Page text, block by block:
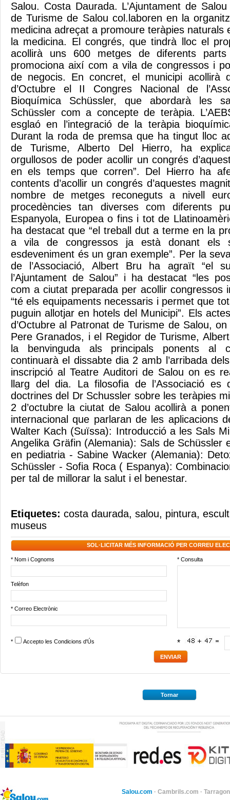
Salou. Costa Daurada. L’Ajuntament de
de Turisme de Salou col.laboren en la
medicina adreçat a promoure teràpies naturals
la medicina. El congrés, que tindrà lloc el
acollirà uns 600 metges de diferents
promociona així com a vila de congressos i
de negocis. En concret, el municipi
d’Octubre el II Congres Nacional de
Bioquímica Schüssler, que abordarà les
Schüssler com a concepte de teràpia.
esglaó en l’integració de la teràpia
Durant la roda de premsa que ha tingut lloc
de Turisme, Alberto Del Hierro, ha
orgullosos de poder acollir un congrés
en els temps que corren”. Del Hierro ha
contents d’acollir un congrés d’aquestes
nombre de metges reconeguts a nivell
procedències tan diverses com diferents
Espanyola, Europea o fins i tot de
ha destacat que “el treball dut a terme en la
a vila de congressos ja està donant els
esdeveniment és un gran exemple”. Per la
de l’Associació, Albert Bru ha agraït “el
l’Ajuntament de Salou” i ha destacat “les
com a ciutat preparada per acollir congressos
“té els equipaments necessaris i permet que
puguin allotjar en hotels del Municipi”. Els
d’Octubre al Patronat de Turisme de Salou, on
Pere Granados, i el Regidor de Turisme,
la benvinguda als principals ponents al
continuarà el dissabte dia 2 amb l’arribada
inscripció al Teatre Auditori de Salou on es
llarg del dia. La filosofia de l’Associació es
doctrines del Dr Schussler sobre les teràpies
2 d’octubre la ciutat de Salou acollirà a
internacional que parlaran de les aplicacions
Walter Kach (Suïssa): Introducció a les Sals
Angelika Gräfin (Alemania): Sals de Schüssler
en pediatria - Sabine Wacker (Alemania):
Schüssler - Sofia Roca ( Espanya):
per tal de millorar la salut i el benestar.
Etiquetes: costa daurada, salou, pintura,
museus
SOL·LICITAR MÉS INFORMACIÓ PER CORREU
* Nom i Cognoms * Consulta
Telèfon
* Correo Electrònic
* Accepto les Condicions d'Ús *
Tornar
Salou.com · Cambrils.com ·